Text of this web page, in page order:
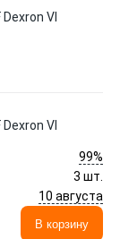
VI
VI
99%
3 шт.
10 августа
В корзину